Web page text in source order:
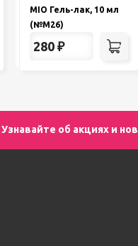
MIO Гель-лак, 10 мл
(№М26)
280 ₽
Узнавайте об акциях и